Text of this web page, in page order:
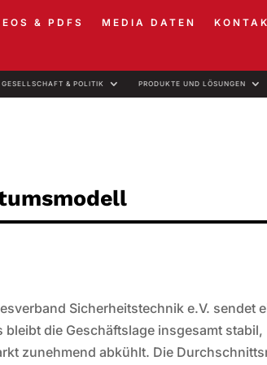
& PDFS MEDIA DATEN
GESELLSCHAFT & POLITIK PRODUKTE UND LÖSUNGEN
Sicherheitstechnik e.V. sendet
die Geschäftslage insgesamt stabil,
zunehmend abkühlt. Die